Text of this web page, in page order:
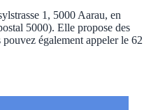
1, 5000 Aarau, en
5000). Elle propose des
également appeler le 62